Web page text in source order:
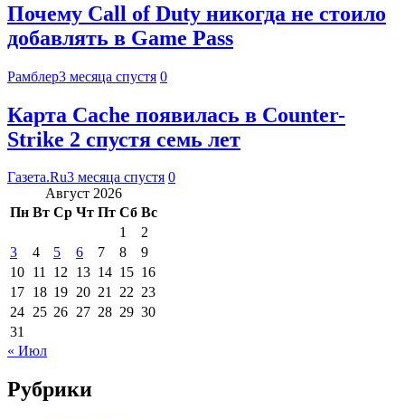
Почему Call of Duty никогда не стоило
добавлять в Game Pass
Рамблер3 месяца спустя 0
Карта Cache появилась в Counter-
Strike 2 спустя семь лет
Газета.Ru3 месяца спустя 0
Август 2026
Пн Вт Ср Чт Пт Сб Вс
1
2
3
4 5 6 7 8
9
10 11 12 13 14 15 16
17 18 19 20 21 22 23
24 25 26 27 28 29 30
31
« Июл
Рубрики